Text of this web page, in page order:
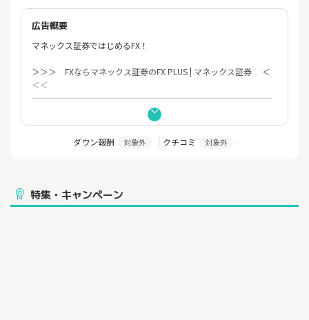
広告概要
マネックス証券ではじめるFX！
＞＞＞ FXならマネックス証券のFX PLUS | マネックス証券 ＜
＜＜
━━━━━━━━━━━━━━━━━━━━━━━━━━━━━
マネックス証券のFX PLUSのメリットはこちら
①お取引しやすいスプレッド
②シンプルで使いやすいトレーディングツールでスピーディーな
④マネックス証券 FX PLUSオリジナルサービス
⑤様々な金融商品・サービス
ダウン報酬 対象外 クチコミ 対象外
特集・キャンペーン